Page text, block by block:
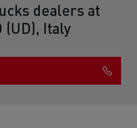
dealers at
(UD), Italy